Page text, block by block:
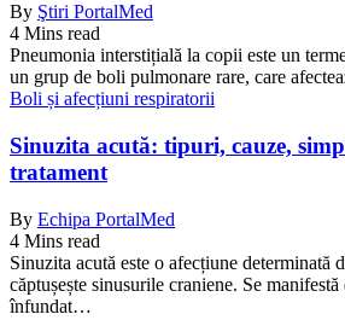
By Ştiri PortalMed
4 Mins read
Pneumonia interstițială la copii este un
un grup de boli pulmonare rare, care
Boli și afecțiuni respiratorii
Sinuzita acută: tipuri, cauze,
tratament
By Echipa PortalMed
4 Mins read
Sinuzita acută este o afecțiune determinată
căptușește sinusurile craniene. Se
înfundat…